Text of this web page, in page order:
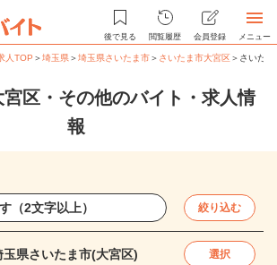
後で見る 閲覧履歴 会員登録 メニュー
人TOP ＞埼玉県＞埼玉県さいたま市＞ さいたま市大宮区＞ さいた
宮区・その他のバイト・求人情
報
絞り込む
玉県さいたま市(大宮区) 選択